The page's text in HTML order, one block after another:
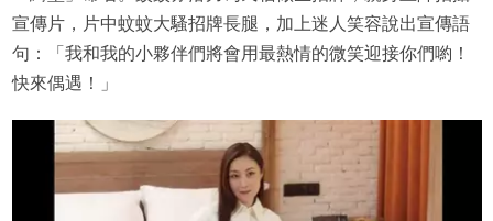
宣傳片，片中蚊蚊大騷招牌長腿，加上迷人笑容說出宣傳語
句：「我和我的小夥伴們將會用最熱情的微笑迎接你們喲！
快來偶遇！」